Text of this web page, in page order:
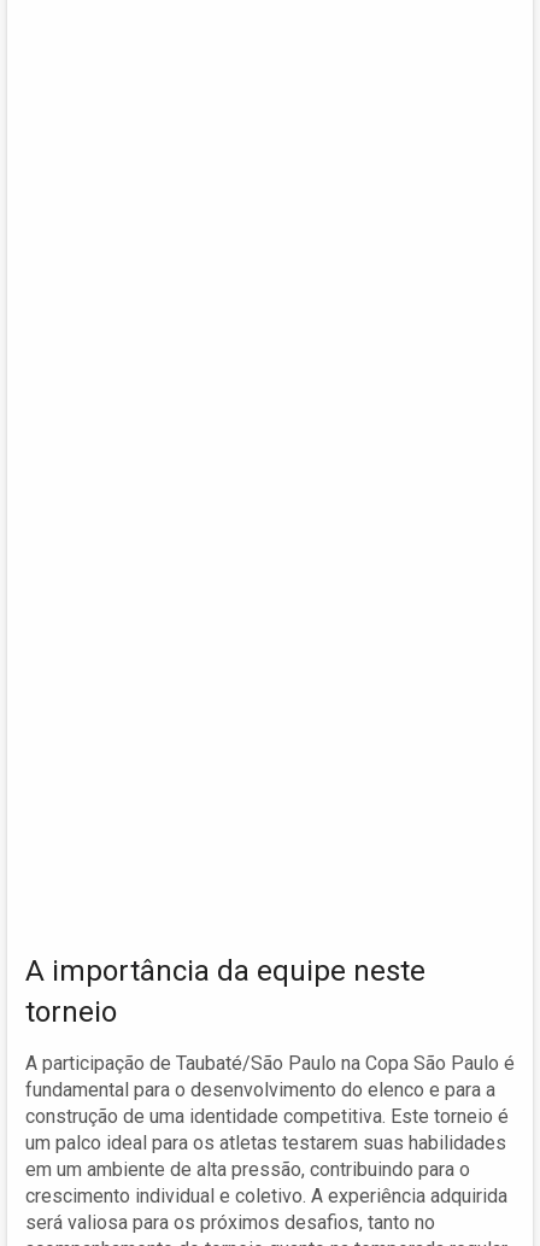
A importância da equipe neste
torneio
A participação de Taubaté/São Paulo na Copa São Paulo é
fundamental para o desenvolvimento do elenco e para a
construção de uma identidade competitiva. Este torneio é
um palco ideal para os atletas testarem suas habilidades
em um ambiente de alta pressão, contribuindo para o
crescimento individual e coletivo. A experiência adquirida
será valiosa para os próximos desafios, tanto no